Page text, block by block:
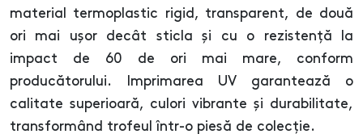
material termoplastic rigid, transparent, de două
ori mai ușor decât sticla și cu o rezistență la
impact de 60 de ori mai mare, conform
producătorului. Imprimarea UV garantează o
calitate superioară, culori vibrante și durabilitate,
transformând trofeul într-o piesă de colecție.